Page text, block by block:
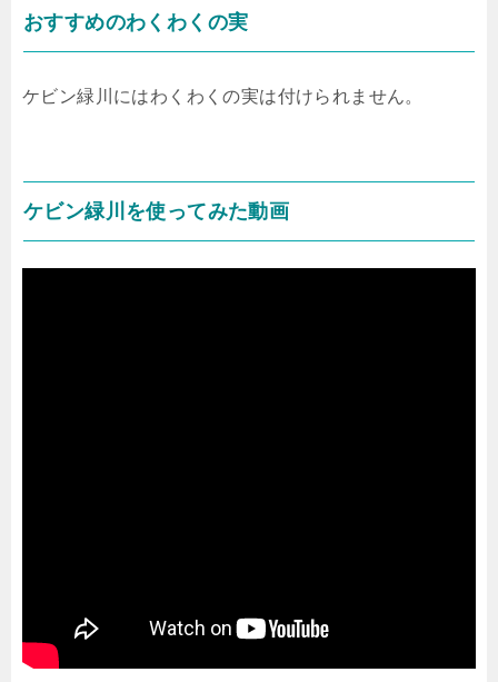
おすすめのわくわくの実
ケビン緑川にはわくわくの実は付けられません。
ケビン緑川を使ってみた動画